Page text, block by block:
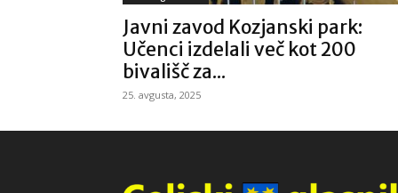
Javni zavod Kozjanski park:
Učenci izdelali več kot 200
bivališč za...
25. avgusta, 2025